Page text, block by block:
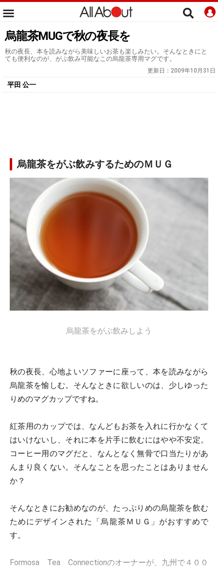
烏龍茶MUGで秋の夜長を
秋の夜長、本を読みながら美味しいお茶も楽しみたい。そんなときにと
ても便利なのが、がぶ飲み可能なこの烏龍茶専用マグです。
更新日： 2009年10月31日
平田 公一
烏龍茶をがぶ飲みするためのＭＵＧ
烏龍茶をがぶ飲みしよう
秋の夜長、心地よいソファーに座って、本を読みながら
烏龍茶を愉しむ。そんなときに欲しいのは、少しゆった
りめのマグカップですね。
紅茶用のカップでは、なんどもお茶を入れに行かなくて
はいけないし、それに本を片手に飲むにはやや不安定。
コーヒー用のマグだと、なんとなく無骨で口当たりがあ
んまり良くない。そんなことを思ったことはありません
か？
そんなときにお勧めなのが、たっぷりめの烏龍茶を飲む
ためにデザインされた「烏龍茶ＭＵＧ」がおすすめで
す。
Formosa Tea Connectionのオーナーが、九州で４００